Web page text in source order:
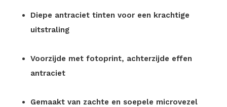
Diepe antraciet tinten voor een krachtige
uitstraling
Voorzijde met fotoprint, achterzijde effen
antraciet
Gemaakt van zachte en soepele microvezel